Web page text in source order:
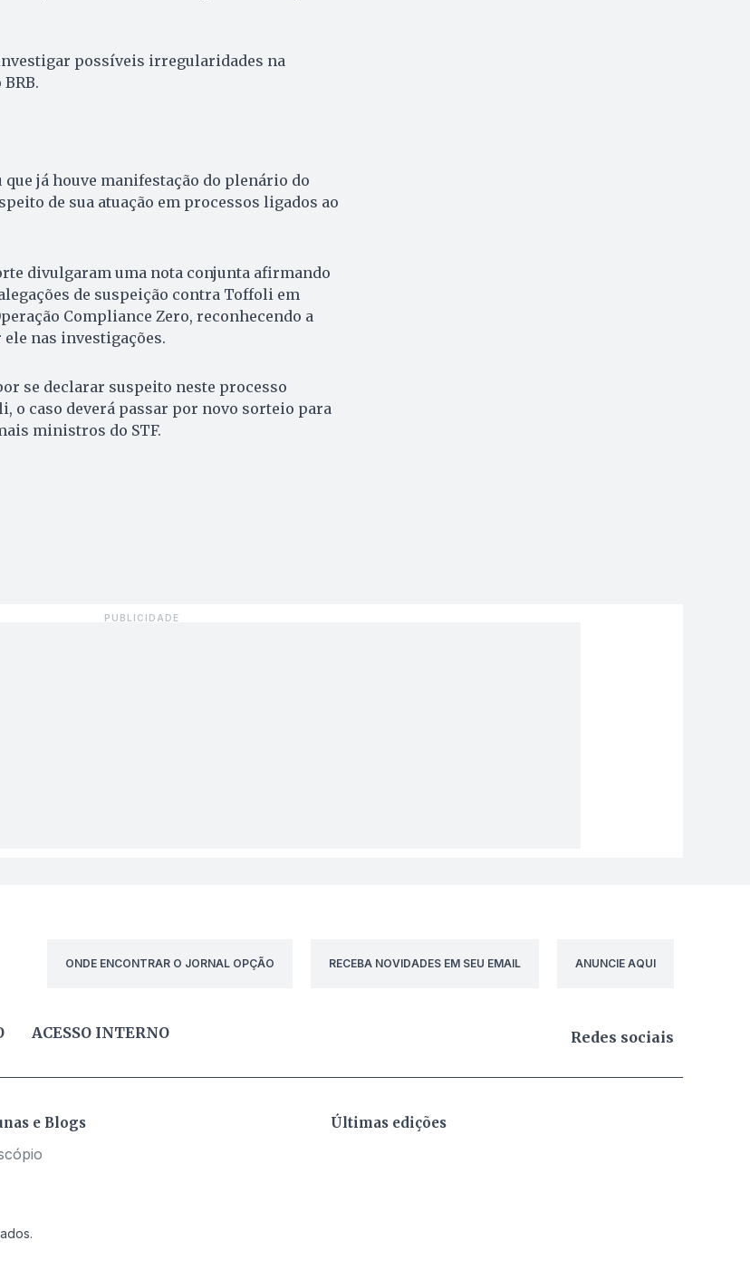
possíveis irregularidades na
já houve manifestação do plenário do
de sua atuação em processos ligados ao
divulgaram uma nota conjunta afirmando
de suspeição contra Toffoli em
Compliance Zero, reconhecendo a
nas investigações.
se declarar suspeito neste processo
o caso deverá passar por novo sorteio para
ministros do STF.
ONDE ENCONTRAR O JORNAL OPÇÃO
RECEBA NOVIDADES EM SEU EMAIL ANUNCIE AQUI
ACESSO INTERNO Redes sociais
e Blogs Últimas edições